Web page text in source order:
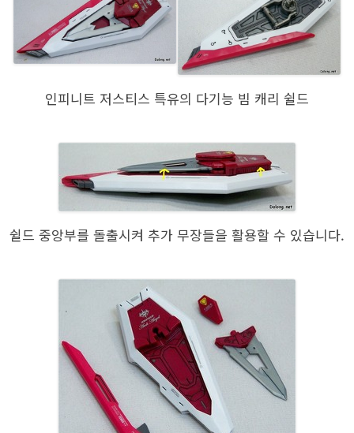
인피니트 저스티스 특유의 다기능 빔 캐리 쉴드
쉴드 중앙부를 돌출시켜 추가 무장들을 활용할 수 있습니다.